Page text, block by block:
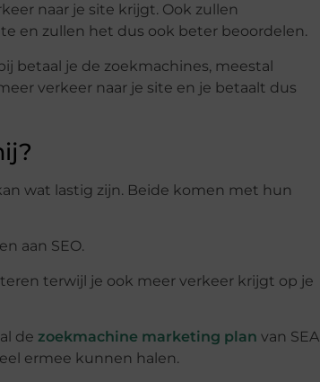
naar je site krijgt. Ook zullen
en zullen het dus ook beter beoordelen.
betaal je de zoekmachines, meestal
verkeer naar je site en je betaalt dus
wat lastig zijn. Beide komen met hun
aan SEO.
terwijl je ook meer verkeer krijgt op je
de zoekmachine marketing plan van SEA
ermee kunnen halen.